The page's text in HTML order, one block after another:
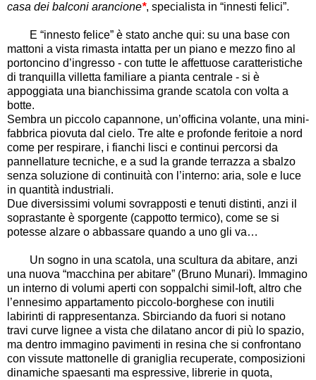
casa dei balconi arancione*, specialista in “innesti felici”.
E “innesto felice” è stato anche qui: su una base con
mattoni a vista rimasta intatta per un piano e mezzo fino al
portoncino d’ingresso - con tutte le affettuose caratteristiche
di tranquilla villetta familiare a pianta centrale - si è
appoggiata una bianchissima grande scatola con volta a
botte.
Sembra un piccolo capannone, un’officina volante, una mini-
fabbrica piovuta dal cielo. Tre alte e profonde feritoie a nord
come per respirare, i fianchi lisci e continui percorsi da
pannellature tecniche, e a sud la grande terrazza a sbalzo
senza soluzione di continuità con l’interno: aria, sole e luce
in quantità industriali.
Due diversissimi volumi sovrapposti e tenuti distinti, anzi il
soprastante è sporgente (cappotto termico), come se si
potesse alzare o abbassare quando a uno gli va…
Un sogno in una scatola, una scultura da abitare, anzi
una nuova “macchina per abitare” (Bruno Munari). Immagino
un interno di volumi aperti con soppalchi simil-loft, altro che
l’ennesimo appartamento piccolo-borghese con inutili
labirinti di rappresentanza. Sbirciando da fuori si notano
travi curve lignee a vista che dilatano ancor di più lo spazio,
ma dentro immagino pavimenti in resina che si confrontano
con vissute mattonelle di graniglia recuperate, composizioni
dinamiche spaesanti ma espressive, librerie in quota,